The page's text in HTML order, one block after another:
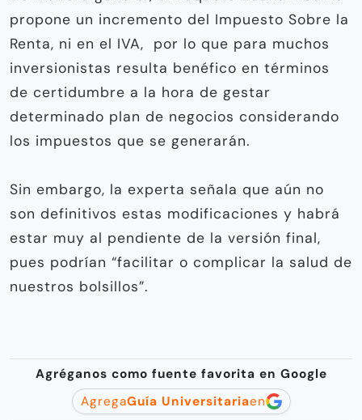
propone un incremento del Impuesto Sobre la
Renta, ni en el IVA, por lo que para muchos
inversionistas resulta benéfico en términos
de certidumbre a la hora de gestar
determinado plan de negocios considerando
los impuestos que se generarán.
Sin embargo, la experta señala que aún no
son definitivos estas modificaciones y habrá
estar muy al pendiente de la versión final,
pues podrían “facilitar o complicar la salud de
nuestros bolsillos”.
Agréganos como fuente favorita en Google
AgregaGuía Universitariaen